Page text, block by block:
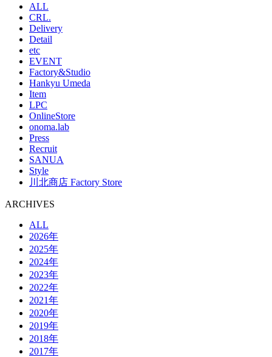
ALL
CRL.
Delivery
Detail
etc
EVENT
Factory&Studio
Hankyu Umeda
Item
LPC
OnlineStore
onoma.lab
Press
Recruit
SANUA
Style
川北商店 Factory Store
ARCHIVES
ALL
2026年
2025年
2024年
2023年
2022年
2021年
2020年
2019年
2018年
2017年